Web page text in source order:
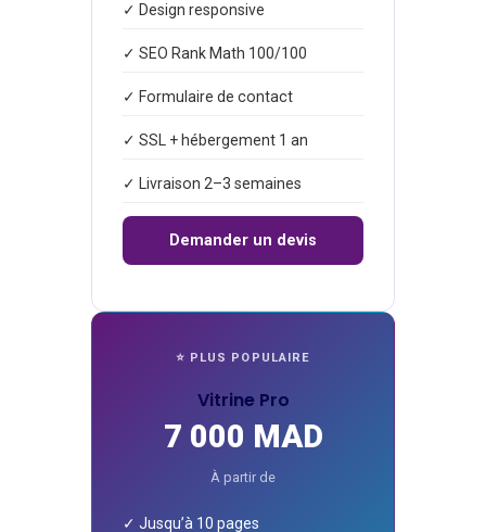
✓ Design responsive
✓ SEO Rank Math 100/100
✓ Formulaire de contact
✓ SSL + hébergement 1 an
✓ Livraison 2–3 semaines
Demander un devis
⭐ PLUS POPULAIRE
Vitrine Pro
7 000 MAD
À partir de
✓ Jusqu’à 10 pages